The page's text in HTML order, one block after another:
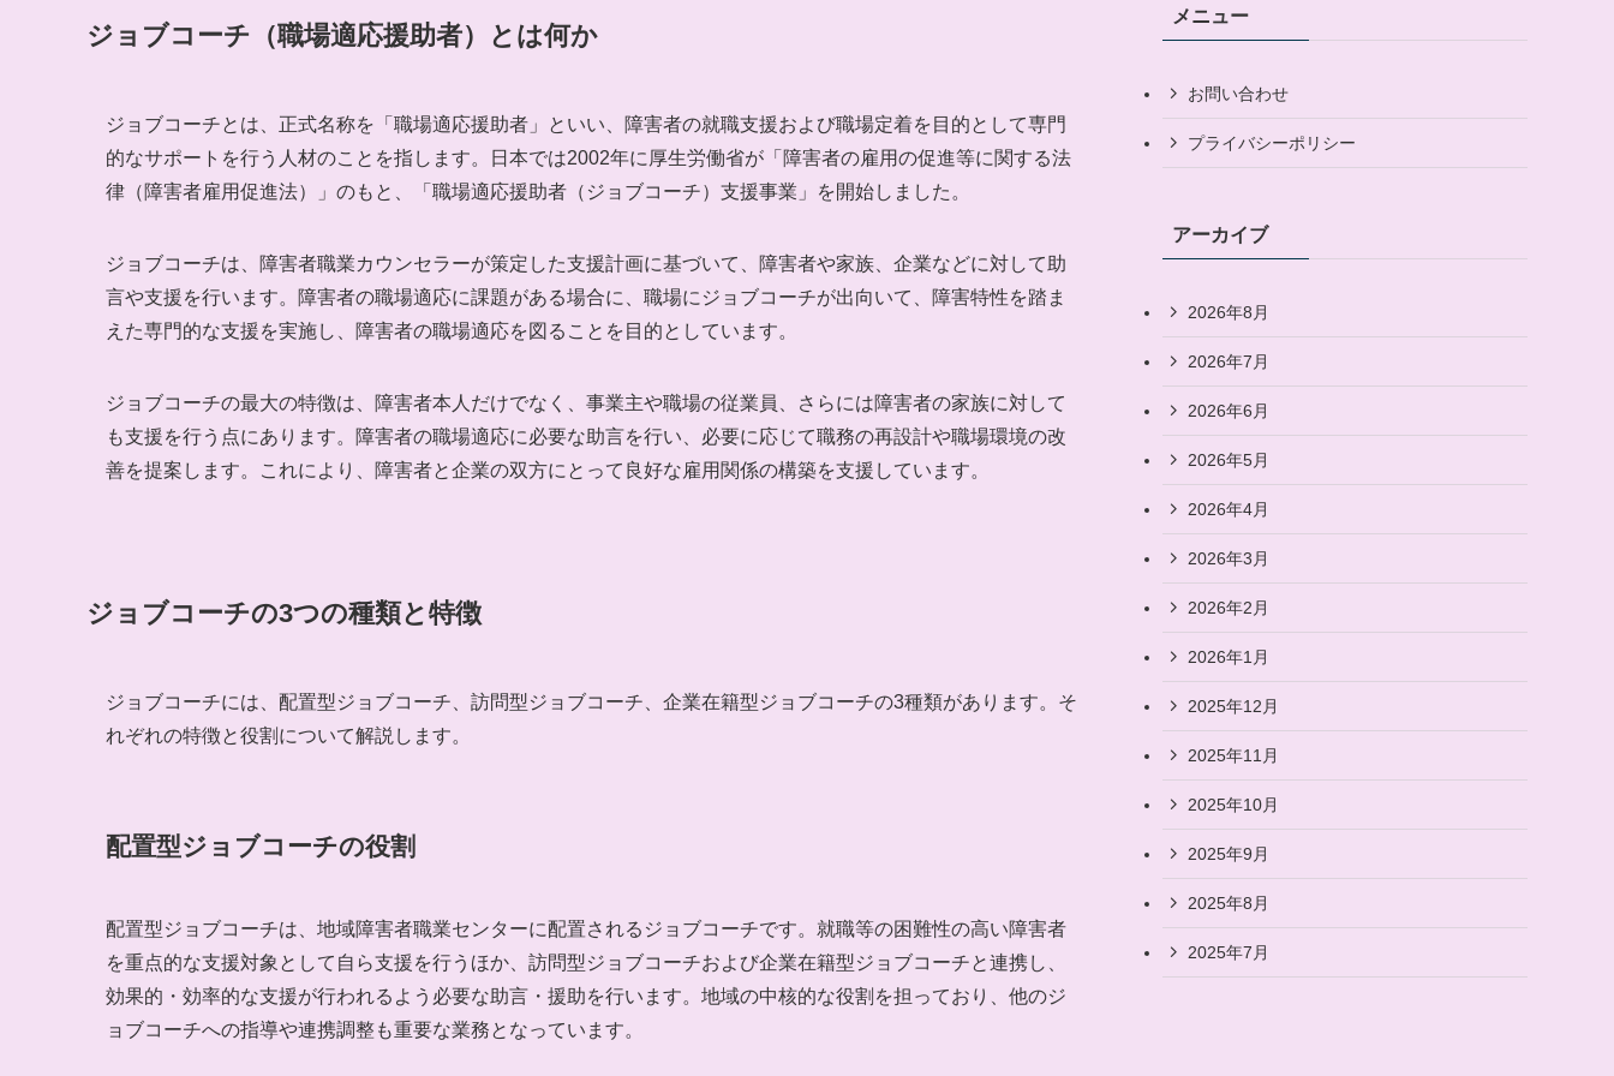
ジョブコーチ（職場適応援助者）とは何か
ジョブコーチとは、正式名称を「職場適応援助者」といい、障害者の就職支援および職場定着を目的として専門
的なサポートを行う人材のことを指します。日本では2002年に厚生労働省が「障害者の雇用の促進等に関する法
律（障害者雇用促進法）」のもと、「職場適応援助者（ジョブコーチ）支援事業」を開始しました。
ジョブコーチは、障害者職業カウンセラーが策定した支援計画に基づいて、障害者や家族、企業などに対して助
言や支援を行います。障害者の職場適応に課題がある場合に、職場にジョブコーチが出向いて、障害特性を踏ま
えた専門的な支援を実施し、障害者の職場適応を図ることを目的としています。
ジョブコーチの最大の特徴は、障害者本人だけでなく、事業主や職場の従業員、さらには障害者の家族に対して
も支援を行う点にあります。障害者の職場適応に必要な助言を行い、必要に応じて職務の再設計や職場環境の改
善を提案します。これにより、障害者と企業の双方にとって良好な雇用関係の構築を支援しています。
ジョブコーチの3つの種類と特徴
ジョブコーチには、配置型ジョブコーチ、訪問型ジョブコーチ、企業在籍型ジョブコーチの3種類があります。そ
れぞれの特徴と役割について解説します。
配置型ジョブコーチの役割
配置型ジョブコーチは、地域障害者職業センターに配置されるジョブコーチです。就職等の困難性の高い障害者
を重点的な支援対象として自ら支援を行うほか、訪問型ジョブコーチおよび企業在籍型ジョブコーチと連携し、
効果的・効率的な支援が行われるよう必要な助言・援助を行います。地域の中核的な役割を担っており、他のジ
ョブコーチへの指導や連携調整も重要な業務となっています。
メニュー
お問い合わせ
プライバシーポリシー
アーカイブ
2026年8月
2026年7月
2026年6月
2026年5月
2026年4月
2026年3月
2026年2月
2026年1月
2025年12月
2025年11月
2025年10月
2025年9月
2025年8月
2025年7月